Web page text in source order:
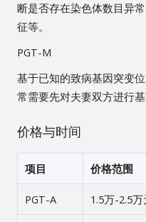
断是否存在染色体数目异
征等。
PGT-M
基于已知的致病基因突变
常需要先对夫妻双方进行
价格与时间
项目 价格范围
PGT-A 1.5万-2.5万